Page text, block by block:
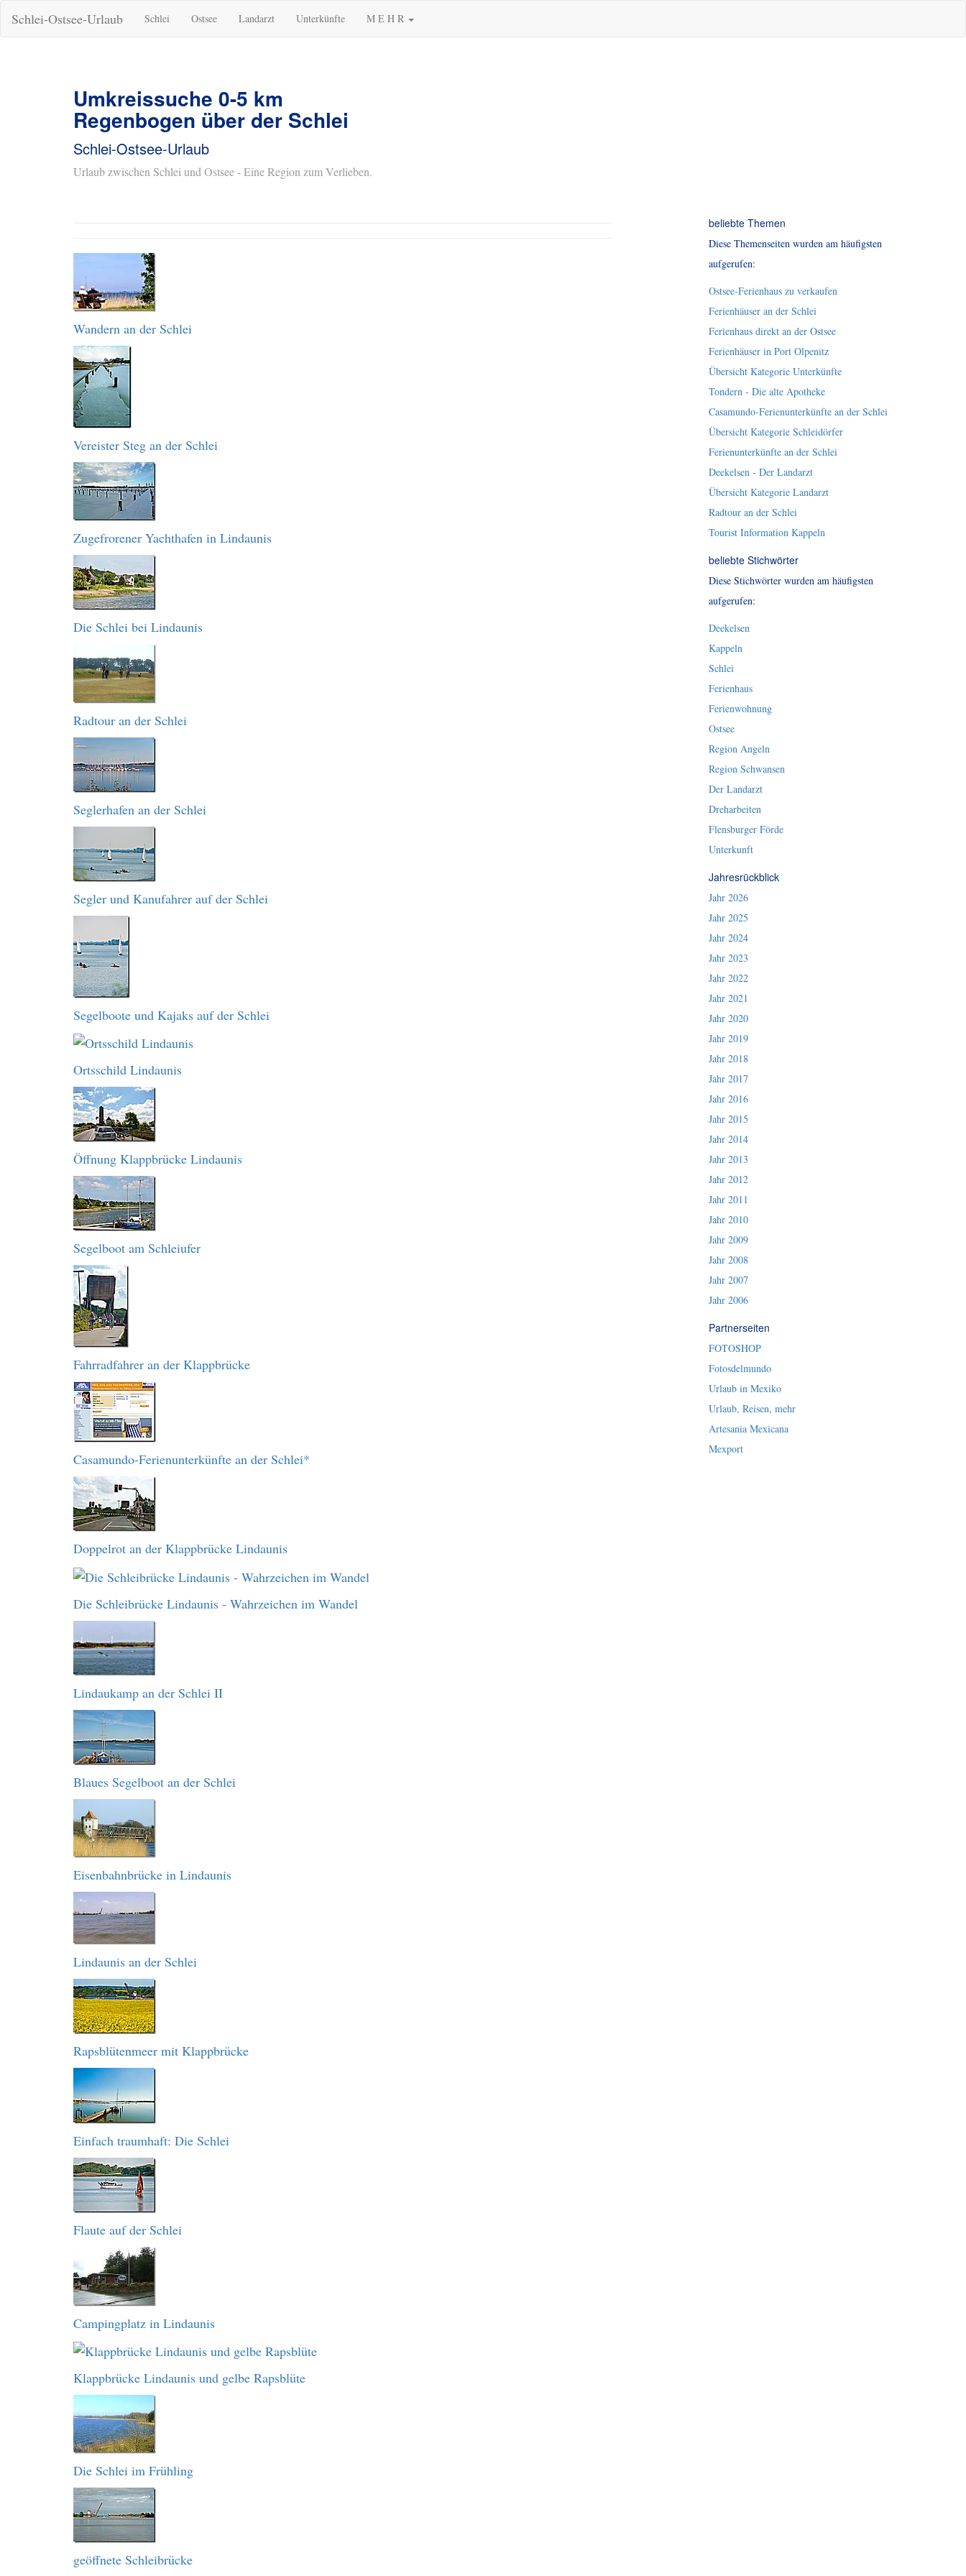
Schlei-Ostsee-Urlaub Schlei Ostsee Landarzt Unterkünfte M E H R
Umkreissuche 0-5 km
Regenbogen über der Schlei
Schlei-Ostsee-Urlaub
Urlaub zwischen Schlei und Ostsee - Eine Region zum Verlieben.
Wandern an der Schlei
Vereister Steg an der Schlei
Zugefrorener Yachthafen in Lindaunis
Die Schlei bei Lindaunis
Radtour an der Schlei
Seglerhafen an der Schlei
Segler und Kanufahrer auf der Schlei
Segelboote und Kajaks auf der Schlei
Ortsschild Lindaunis
Öffnung Klappbrücke Lindaunis
Segelboot am Schleiufer
Fahrradfahrer an der Klappbrücke
Casamundo-Ferienunterkünfte an der Schlei*
Doppelrot an der Klappbrücke Lindaunis
Die Schleibrücke Lindaunis - Wahrzeichen im Wandel
Lindaukamp an der Schlei II
Blaues Segelboot an der Schlei
Eisenbahnbrücke in Lindaunis
Lindaunis an der Schlei
Rapsblütenmeer mit Klappbrücke
Einfach traumhaft: Die Schlei
Flaute auf der Schlei
Campingplatz in Lindaunis
Klappbrücke Lindaunis und gelbe Rapsblüte
Die Schlei im Frühling
geöffnete Schleibrücke
beliebte Themen
Diese Themenseiten wurden am häufigsten
aufgerufen:
Ostsee-Ferienhaus zu verkaufen
Ferienhäuser an der Schlei
Ferienhaus direkt an der Ostsee
Ferienhäuser in Port Olpenitz
Übersicht Kategorie Unterkünfte
Tondern - Die alte Apotheke
Casamundo-Ferienunterkünfte an der Schlei
Übersicht Kategorie Schleidörfer
Ferienunterkünfte an der Schlei
Deekelsen - Der Landarzt
Übersicht Kategorie Landarzt
Radtour an der Schlei
Tourist Information Kappeln
beliebte Stichwörter
Diese Stichwörter wurden am häufigsten
aufgerufen:
Deekelsen
Kappeln
Schlei
Ferienhaus
Ferienwohnung
Ostsee
Region Angeln
Region Schwansen
Der Landarzt
Dreharbeiten
Flensburger Förde
Unterkunft
Jahresrückblick
Jahr 2026
Jahr 2025
Jahr 2024
Jahr 2023
Jahr 2022
Jahr 2021
Jahr 2020
Jahr 2019
Jahr 2018
Jahr 2017
Jahr 2016
Jahr 2015
Jahr 2014
Jahr 2013
Jahr 2012
Jahr 2011
Jahr 2010
Jahr 2009
Jahr 2008
Jahr 2007
Jahr 2006
Partnerseiten
FOTOSHOP
Fotosdelmundo
Urlaub in Mexiko
Urlaub, Reisen, mehr
Artesania Mexicana
Mexport